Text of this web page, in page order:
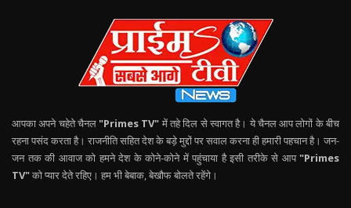
आपका अपने चहेते चैनल "Primes TV" में तहे दिल से स्वागत है। ये चैनल आप लोगों के बीच
रहना पसंद करता है। राजनीति सहित देश के बड़े मुद्दों पर सवाल करना ही हमारी पहचान है। जन-
जन तक की आवाज को हमने देश के कोने-कोने में पहुंचाया है इसी तरीके से आप "Primes
TV"को प्यार देते रहिए। हम भी बेबाक, बेखौफ बोलते रहेंगे।